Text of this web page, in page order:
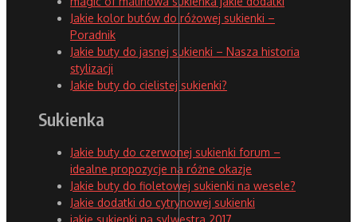
Jakie kolor butów do różowej sukienki –
Poradnik
Jakie buty do jasnej sukienki – Nasza historia
stylizacji
Jakie buty do cielistej sukienki?
Sukienka
Jakie buty do czerwonej sukienki forum –
idealne propozycje na różne okazje
Jakie buty do fioletowej sukienki na wesele?
Jakie dodatki do cytrynowej sukienki
jakie sukienki na sylwestra 2017